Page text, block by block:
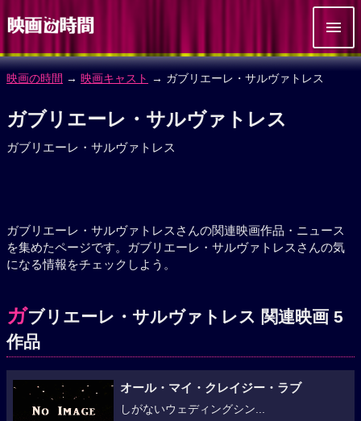
映画の時間 → 映画キャスト → ガブリエーレ・サルヴァトレス
ガブリエーレ・サルヴァトレス
ガブリエーレ・サルヴァトレス
ガブリエーレ・サルヴァトレスさんの関連映画作品・ニュース
を集めたページです。ガブリエーレ・サルヴァトレスさんの気
になる情報をチェックしよう。
ガブリエーレ・サルヴァトレス 関連映画 5
作品
オール・マイ・クレイジー・ラブ
しがないウェディングシン...